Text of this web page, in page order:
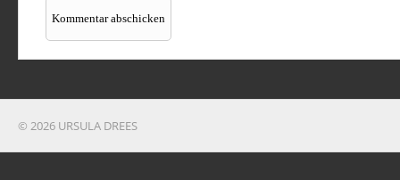
© 2026 URSULA DREES